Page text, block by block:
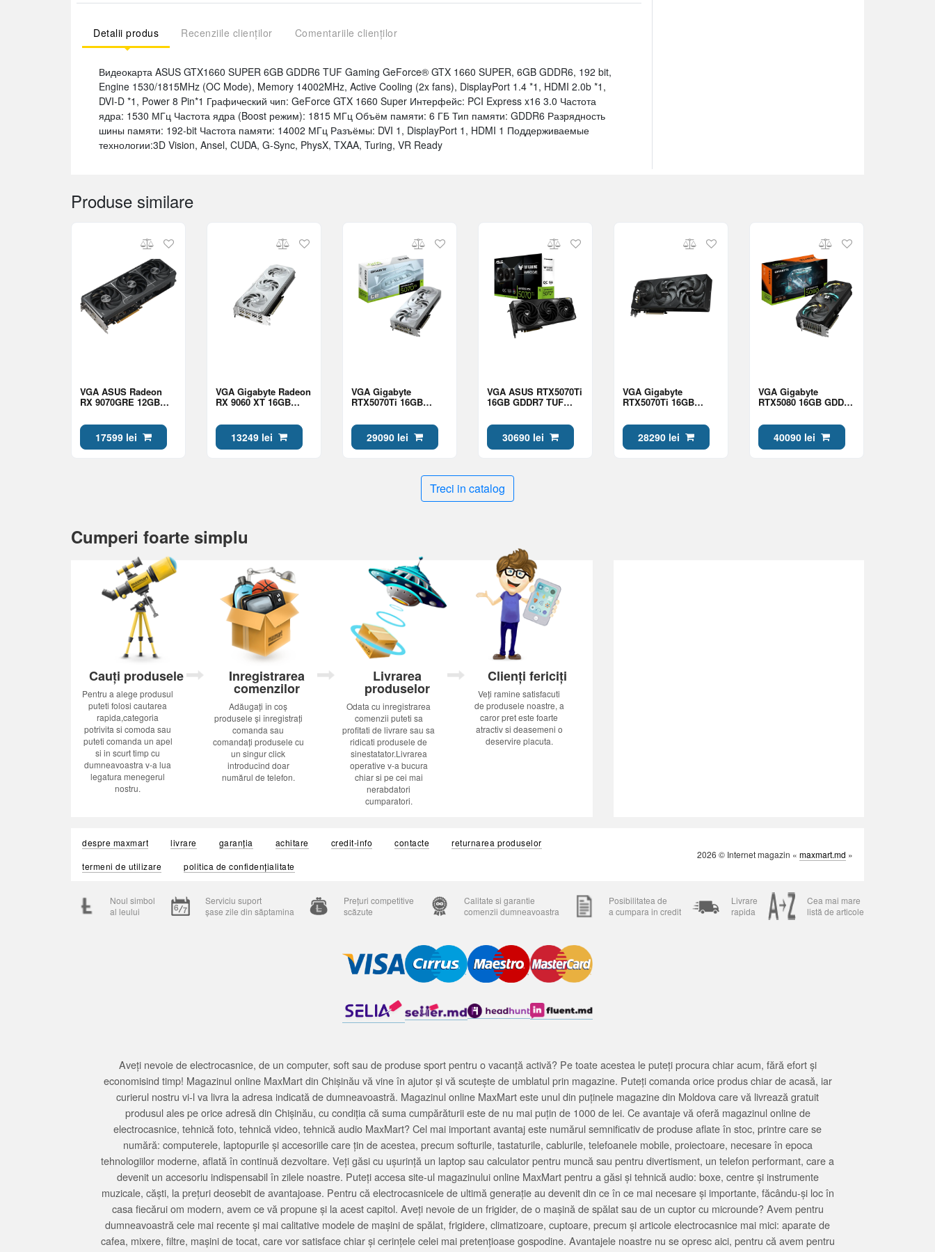
Detalii produs Recenziile clienților Comentariile clienților
Видеокарта ASUS GTX1660 SUPER 6GB GDDR6 TUF Gaming GeForce® GTX 1660 SUPER, 6GB GDDR6, 192 bit,
Engine 1530/1815MHz (OC Mode), Memory 14002MHz, Active Cooling (2x fans), DisplayPort 1.4 *1, HDMI 2.0b *1,
DVI-D *1, Power 8 Pin*1 Графический чип: GeForce GTX 1660 Super Интерфейс: PCI Express x16 3.0 Частота
ядра: 1530 МГц Частота ядра (Boost режим): 1815 МГц Объём памяти: 6 ГБ Тип памяти: GDDR6 Разрядность
шины памяти: 192-bit Частота памяти: 14002 МГц Разъёмы: DVI 1, DisplayPort 1, HDMI 1 Поддерживаемые
технологии:3D Vision, Ansel, CUDA, G-Sync, PhysX, TXAA, Turing, VR Ready
Produse similare
VGA ASUS Radeon
RX 9070GRE 12GB
(PRIME-RX9070GRE-
O12G)17599 lei
VGA Gigabyte Radeon
RX 9060 XT 16GB
ICE (GV-
R906XGAMINGOCICE-
16GD)13249 lei
VGA Gigabyte
RTX5070Ti 16GB
(GV-N507TEAGLEOC
ICE-16GD)
29090 lei
VGA ASUS RTX5070Ti
16GB GDDR7 TUF
RTX5070TI-O16G-
GAMING)
30690 lei
VGA Gigabyte
RTX5070Ti 16GB
(GV-N507TWF3OC-
16GD)28290 lei
VGA Gigabyte
RTX5080 16GB GDDR7
N5080GAMING OC-
16GD)40090 lei
Treci in catalog
Cumperi foarte simplu
Cauți produsele
Pentru a alege produsul
puteti folosi cautarea
rapida,categoria
potrivita si comoda sau
puteti comanda un apel
si in scurt timp cu
dumneavoastra v-a lua
legatura menegerul
nostru.
Inregistrarea
comenzilor
Adăugați în coș
produsele și înregistrați
comanda sau
comandați produsele cu
un singur click
introducînd doar
numărul de telefon.
Livrarea
produselor
Odata cu inregistrarea
comenzii puteti sa
profitati de livrare sau sa
ridicati produsele de
sinestatator.Livrarea
operative v-a bucura
chiar si pe cei mai
nerabdatori
cumparatori.
Clienți fericiți
Veți ramine satisfacuti
de produsele noastre, a
caror pret este foarte
atractiv si deasemeni o
deservire placuta.
despre maxmart livrare garanția achitare credit-info contacte
returnarea produselor
termeni de utilizare
politica de confidențialitate
2026 © Internet magazin « maxmart.md »
Noul simbol
al leului
Serviciu suport
șase zile din săptamina
Prețuri competitive
scăzute
Calitate si garantie
comenzii dumneavoastra
Posibilitatea de
a cumpara in credit
Livrare
rapida
Cea mai mare
listă de articole
Aveți nevoie de electrocasnice, de un computer, soft sau de produse sport pentru o vacanță activă? Pe toate acestea le puteți procura chiar acum, fără efort și
economisind timp! Magazinul online MaxMart din Chișinău vă vine în ajutor și vă scutește de umblatul prin magazine. Puteți comanda orice produs chiar de acasă, iar
curierul nostru vi-l va livra la adresa indicată de dumneavoastră. Magazinul online MaxMart este unul din puținele magazine din Moldova care vă livrează gratuit
produsul ales pe orice adresă din Chișinău, cu condiția că suma cumpărăturii este de nu mai puțin de 1000 de lei. Ce avantaje vă oferă magazinul online de
electrocasnice, tehnică foto, tehnică video, tehnică audio MaxMart? Cel mai important avantaj este numărul semnificativ de produse aflate în stoc, printre care se
numără: computerele, laptopurile și accesoriile care țin de acestea, precum softurile, tastaturile, cablurile, telefoanele mobile, proiectoare, necesare în epoca
tehnologiilor moderne, aflată în continuă dezvoltare. Veți găsi cu ușurință un laptop sau calculator pentru muncă sau pentru divertisment, un telefon performant, care a
devenit un accesoriu indispensabil în zilele noastre. Puteți accesa site-ul magazinului online MaxMart pentru a găsi și tehnică audio: boxe, centre și instrumente
muzicale, căști, la prețuri deosebit de avantajoase. Pentru că electrocasnicele de ultimă generație au devenit din ce în ce mai necesare și importante, făcându-și loc în
casa fiecărui om modern, avem ce vă propune și la acest capitol. Aveți nevoie de un frigider, de o mașină de spălat sau de un cuptor cu microunde? Avem pentru
dumneavoastră cele mai recente și mai calitative modele de mașini de spălat, frigidere, climatizoare, cuptoare, precum și articole electrocasnice mai mici: aparate de
cafea, mixere, filtre, mașini de tocat, care vor satisface chiar și cerințele celei mai pretențioase gospodine. Avantajele noastre nu se opresc aici, pentru că avem pentru